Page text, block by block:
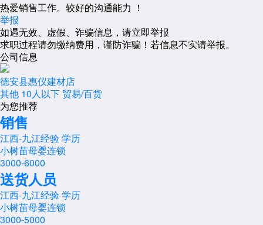
热爱销售工作。较好的沟通能力 ！
举报
如遇无效、虚假、诈骗信息，请立即举报
求职过程请勿缴纳费用，谨防诈骗！若信息不实请举报。
公司信息
德安县惠仪建材店
其他 10人以下 贸易/百货
为您推荐
销售
江西-九江经验学历
小树苗母婴连锁
3000-6000
送货人员
江西-九江经验学历
小树苗母婴连锁
3000-5000